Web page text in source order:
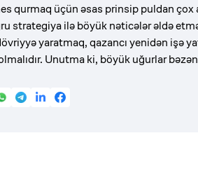
qurmaq üçün əsas prinsip puldan çox
strategiya ilə böyük nəticələr əldə
yaratmaq, qazancı yenidən işə
Unutma ki, böyük uğurlar